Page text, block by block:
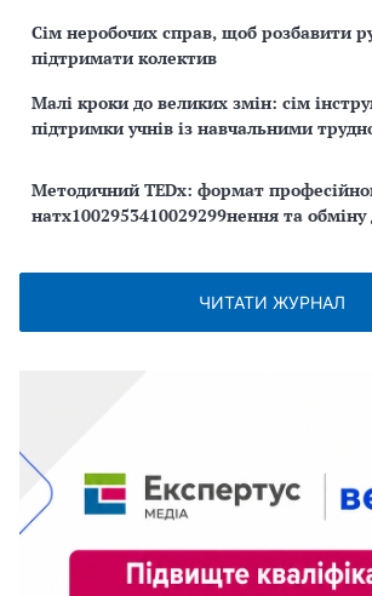
Сім неробочих справ, щоб розбавити
підтримати колектив
Малі кроки до великих змін: сім
підтримки учнів із навчальними
Методичний TEDx: формат
натх1002953410029299нення та обміну
ЧИТАТИ ЖУРНАЛ